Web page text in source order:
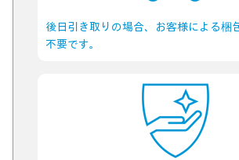
後日引き取りの場合、お客様による梱
不要です。